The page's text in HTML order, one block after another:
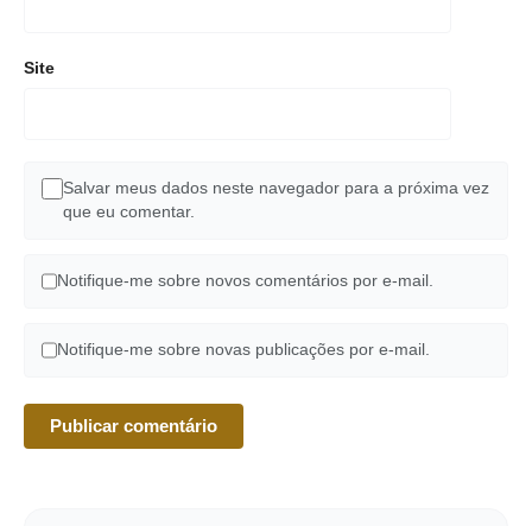
Site
Salvar meus dados neste navegador para a próxima vez
que eu comentar.
Notifique-me sobre novos comentários por e-mail.
Notifique-me sobre novas publicações por e-mail.